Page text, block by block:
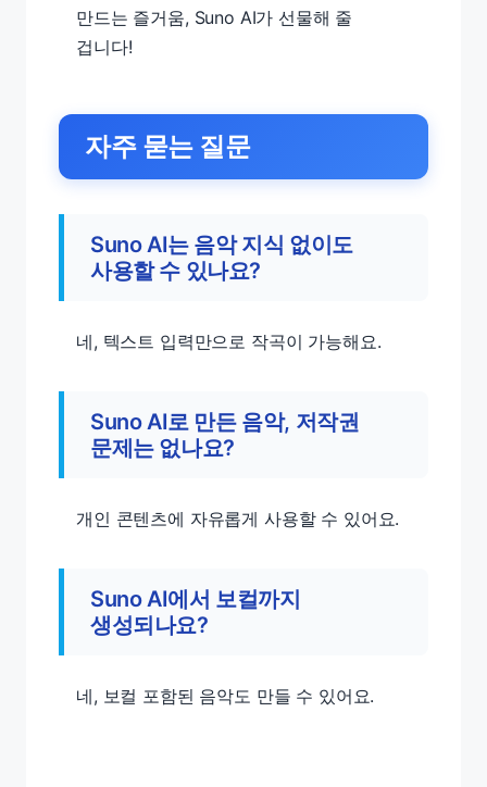
만드는 즐거움, Suno AI가 선물해 줄
겁니다!
자주 묻는 질문
Suno AI는 음악 지식 없이도
사용할 수 있나요?
네, 텍스트 입력만으로 작곡이 가능해요.
Suno AI로 만든 음악, 저작권
문제는 없나요?
개인 콘텐츠에 자유롭게 사용할 수 있어요.
Suno AI에서 보컬까지
생성되나요?
네, 보컬 포함된 음악도 만들 수 있어요.